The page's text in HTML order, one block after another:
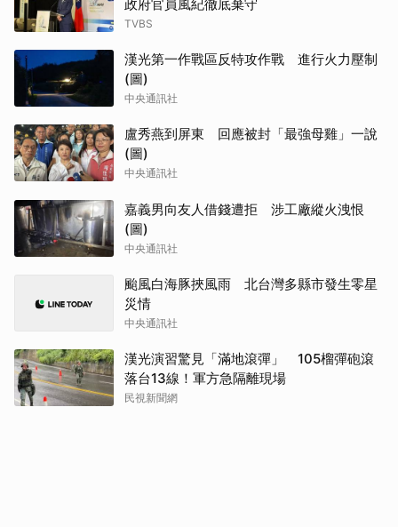
政府官員風紀徹底棄守
TVBS
漢光第一作戰區反特攻作戰 進行火力壓制
(圖)
中央通訊社
盧秀燕到屏東 回應被封「最強母雞」一說
(圖)
中央通訊社
嘉義男向友人借錢遭拒 涉工廠縱火洩恨
(圖)
中央通訊社
颱風白海豚挾風雨 北台灣多縣市發生零星
災情
中央通訊社
漢光演習驚見「滿地滾彈」 105榴彈砲滾
落台13線！軍方急隔離現場
民視新聞網